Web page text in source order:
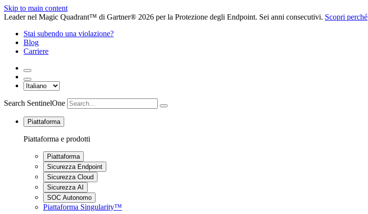
Skip to main content
Leader nel Magic Quadrant™ di Gartner® 2026 per la Protezione degli Endpoint. Sei anni consecutivi. Scopri perché
Stai subendo una violazione?
Blog
Carriere
Search SentinelOne
Piattaforma
Piattaforma e prodotti
Piattaforma
Sicurezza Endpoint
Sicurezza Cloud
Sicurezza AI
SOC Autonomo
Piattaforma Singularity™